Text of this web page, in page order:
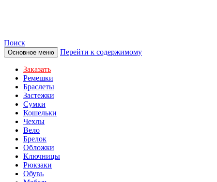
Поиск
Основное меню Перейти к содержимому
Заказать
Ремешки
Браслеты
Застежки
Сумки
Кошельки
Чехлы
Вело
Брелок
Обложки
Ключницы
Рюкзаки
Обувь